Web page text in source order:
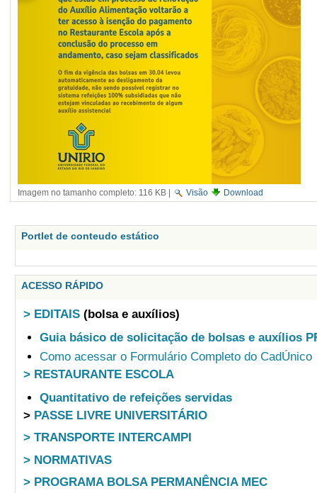
Imagem no tamanho completo: 116 KB| Visão Download
Portlet de conteudo estático
ACESSO RÁPIDO
> EDITAIS (bolsa e auxílios)
Guia básico de solicitação de bolsas e auxílios
Como acessar o Formulário Completo do CadÚnico
> RESTAURANTE ESCOLA
Quantitativo de refeições servidas
> PASSE LIVRE UNIVERSITÁRIO
> TRANSPORTE INTERCAMPI
> NORMATIVAS
> PROGRAMA BOLSA PERMANÊNCIA MEC